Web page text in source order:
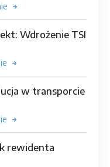
Wdrożenie TSI
w transporcie
rewidenta